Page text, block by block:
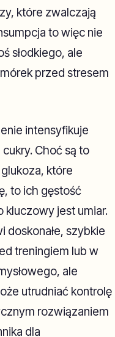
które zwalczają
to więc nie
słodkiego, ale
przed stresem
intensyfikuje
Choć są to
które
to ich gęstość
kluczowy jest umiar.
doskonałe, szybkie
treningiem lub w
ale
utrudniać kontrolę
rozwiązaniem
dla